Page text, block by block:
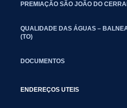
PREMIAÇÃO SÃO JOÃO DO
QUALIDADE DAS ÁGUAS –
(TO)
DOCUMENTOS
ENDEREÇOS UTEIS